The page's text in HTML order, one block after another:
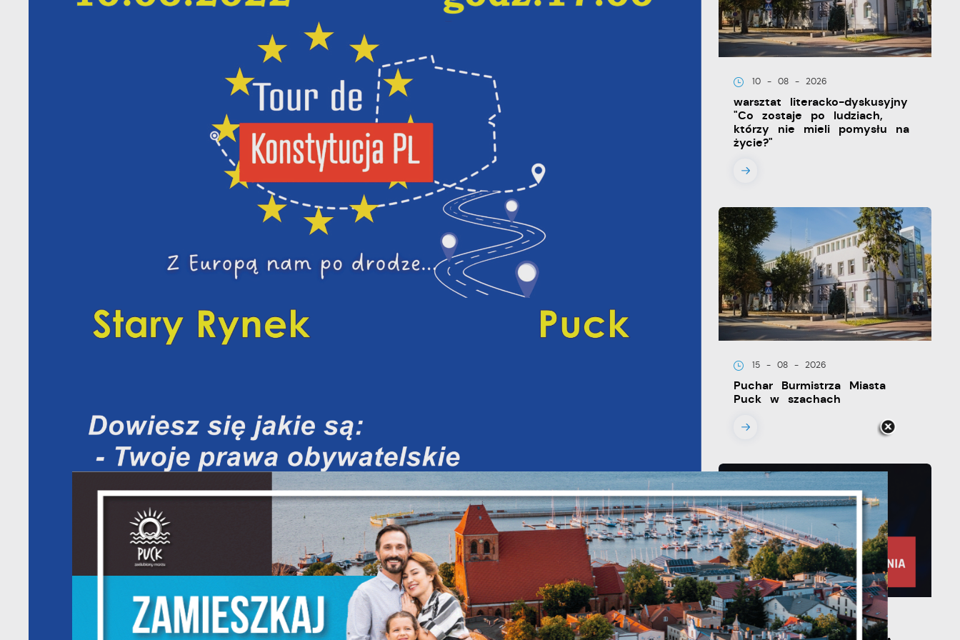
10 - 08 - 2026
warsztat literacko-dyskusyjny
"Co zostaje po ludziach,
którzy nie mieli pomysłu na
życie?"
15 - 08 - 2026
Puchar Burmistrza Miasta
Puck w szachach
21 - 07 - 2026
Ustawienia
Szanujemy Twoją prywatność. Możesz zmienić ustawienia cookies lub
zaakceptować je wszystkie. W dowolnym momencie możesz dokonać zmiany
swoich ustawień.
Niezbędne
Niezbędne pliki cookies służą do prawidłowego funkcjonowania strony
internetowej i umożliwiają Ci komfortowe korzystanie z oferowanych przez
nas usług.